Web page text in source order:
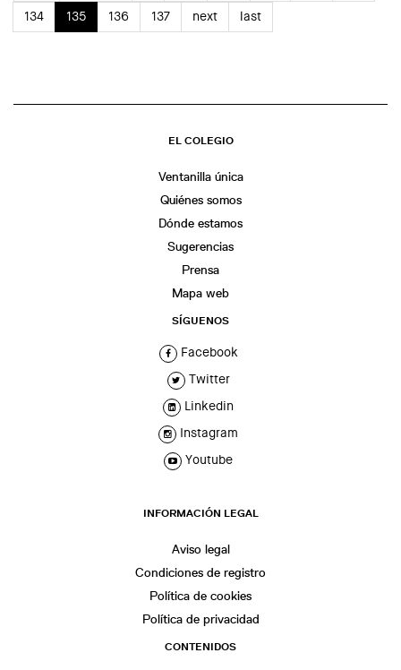
134
135 136 137 next last
EL COLEGIO
Ventanilla única
Quiénes somos
Dónde estamos
Sugerencias
Prensa
Mapa web
SÍGUENOS
Facebook
Twitter
Linkedin
Instagram
Youtube
INFORMACIÓN LEGAL
Aviso legal
Condiciones de registro
Política de cookies
Política de privacidad
CONTENIDOS